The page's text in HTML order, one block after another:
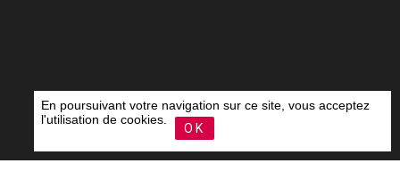
En poursuivant votre navigation sur ce site, vous acceptez
l'utilisation de cookies.
OK